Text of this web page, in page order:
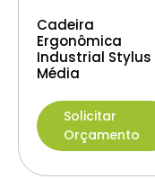
Cadeira
Ergonômica
Industrial Stylus
Média
Solicitar
Orçamento